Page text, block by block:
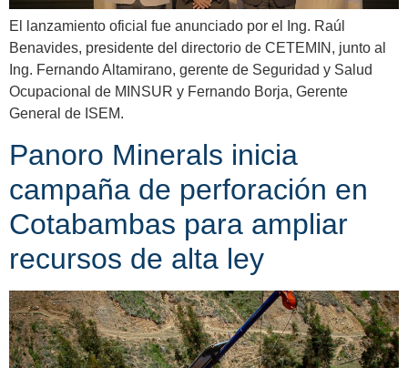
El lanzamiento oficial fue anunciado por el Ing. Raúl
Benavides, presidente del directorio de CETEMIN, junto al
Ing. Fernando Altamirano, gerente de Seguridad y Salud
Ocupacional de MINSUR y Fernando Borja, Gerente
General de ISEM.
Panoro Minerals inicia
campaña de perforación en
Cotabambas para ampliar
recursos de alta ley